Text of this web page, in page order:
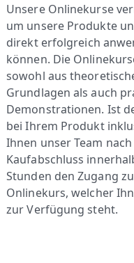
Unsere Onlinekurse
um unsere Produkte
direkt erfolgreich
können. Die
sowohl aus
Grundlagen als auch
Demonstrationen. Ist
bei Ihrem Produkt
Ihnen unser Team nach
Kaufabschluss
Stunden den Zugang
Onlinekurs, welcher
zur Verfügung steht.